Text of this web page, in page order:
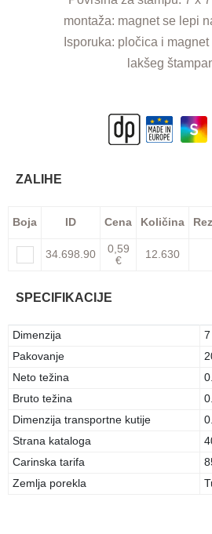
montaža: magnet se lepi
Isporuka: pločica i
lakšeg
ZALIHE
Boja ID Cena Količina
34.698.90
0,59
€
12.630
SPECIFIKACIJE
Dimenzija
Pakovanje
Neto težina
Bruto težina
Dimenzija transportne kutije
Strana kataloga
Carinska tarifa
Zemlja porekla